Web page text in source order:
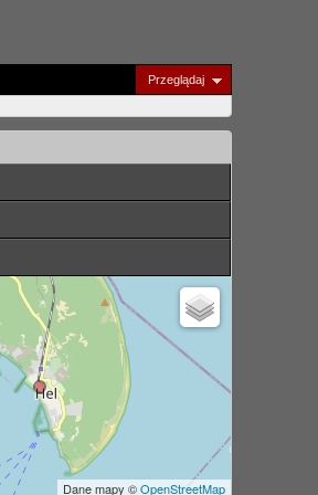
Przeglądaj
Dane mapy ©OpenStreetMap